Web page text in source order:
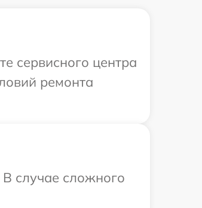
сервисного центра
ремонта
случае сложного